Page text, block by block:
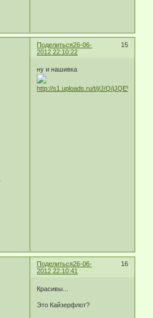
Поделиться 15
26-06-
2012 22:10:22
ну и нашивка
Поделиться 16
26-06-
2012 22:10:41
Красивы...
Это Кайзерфлот?